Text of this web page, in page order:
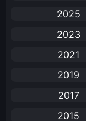
Anal (ประตูหลัง)
(732)
Animation การ์
Animation อนิเ
2025
2023
2021
2019
2017
2015